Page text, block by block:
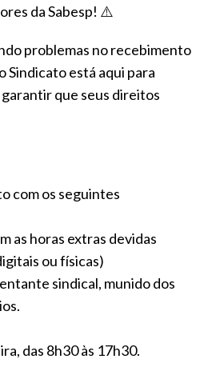
da Sabesp! ⚠️
problemas no recebimento
Sindicato está aqui para
que seus direitos
com os seguintes
as horas extras devidas
ou físicas)
sindical, munido dos
das 8h30 às 17h30.